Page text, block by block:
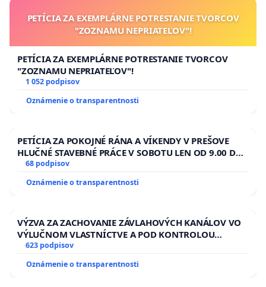
PETÍCIA ZA EXEMPLÁRNE POTRESTANIE TVORCOV
"ZOZNAMU NEPRIATEĽOV"!
PETÍCIA ZA EXEMPLÁRNE POTRESTANIE TVORCOV
"ZOZNAMU NEPRIATEĽOV"!
1 052 podpisov
Oznámenie o transparentnosti
PETÍCIA ZA POKOJNÉ RÁNA A VÍKENDY V PREŠOVE
HLUČNÉ STAVEBNÉ PRÁCE V SOBOTU LEN OD 9.00 DO
13.00 HOD., CEZ PRACOVNÝ TÝŽDEŇ CIEĽ 8.00 – 18.00
HOD. A PRAVIDELNÁ KONTROLA STAVBY C-AREA NA
ĎUMBIERSKEJ/MAGU
68 podpisov
Oznámenie o transparentnosti
VÝZVA ZA ZACHOVANIE ZÁVLAHOVÝCH KANÁLOV VO
VÝLUČNOM VLASTNÍCTVE A POD KONTROLOU
SLOVENSKEJ REPUBLIKY & žiadosť na riešenie
zanedbaného stavu závlahových a odvodňovacích
kanálov na Slovensku
623 podpisov
Oznámenie o transparentnosti